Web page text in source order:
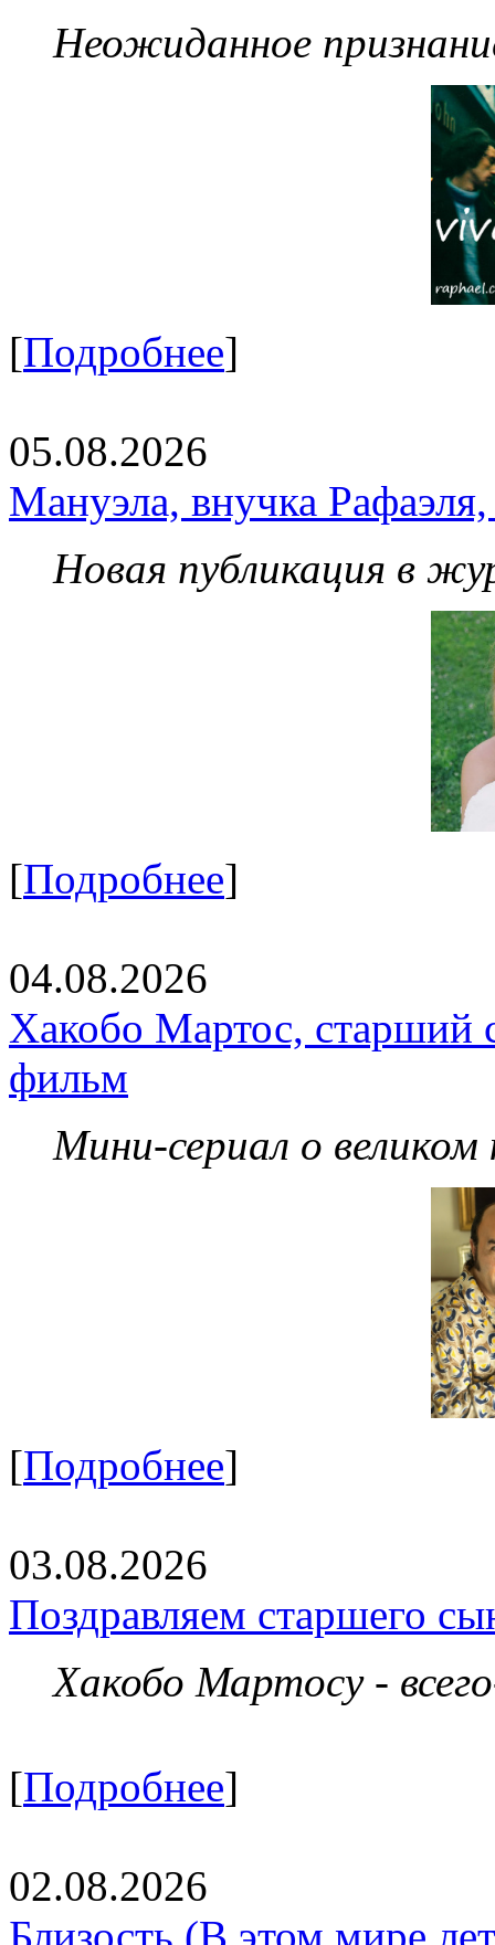
Неожиданное
[Подробнее]
05.08.2026
Мануэла, внучка
Новая публикация в
[Подробнее]
04.08.2026
Хакобо Мартос, старший
фильм
Мини-сериал о великом
[Подробнее]
03.08.2026
Поздравляем старшего
Хакобо Мартосу -
[Подробнее]
02.08.2026